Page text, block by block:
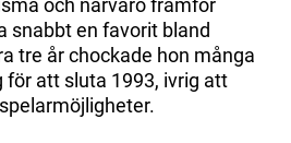
och närvaro framför
snabbt en favorit bland
tre år chockade hon många
att sluta 1993, ivrig att